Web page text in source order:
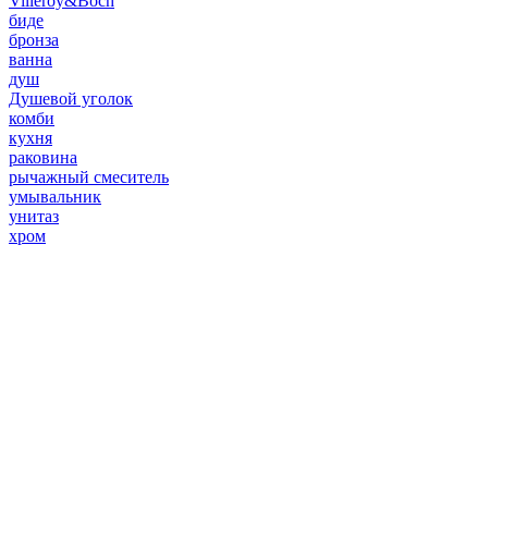
биде
бронза
ванна
душ
Душевой уголок
комби
кухня
раковина
рычажный смеситель
умывальник
унитаз
хром